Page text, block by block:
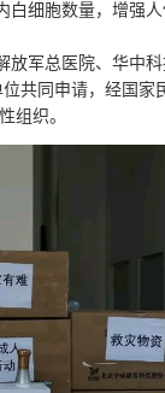
细胞数量，增强
军总医院、华中
共同申请，经国家
组织。